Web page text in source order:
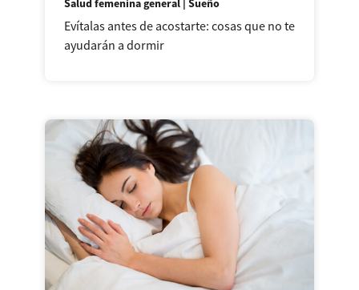
Salud femenina general | Sueño
Evítalas antes de acostarte: cosas que no te
ayudarán a dormir